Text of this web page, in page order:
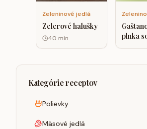
Zeleninové jedlá
Zelerové halušky
40 min
plnka
Kategórie receptov
Polievky
Mäsové jedlá